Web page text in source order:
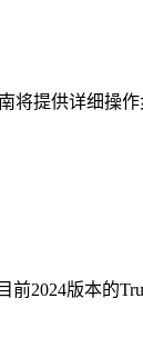
提供详细操
2024版本的